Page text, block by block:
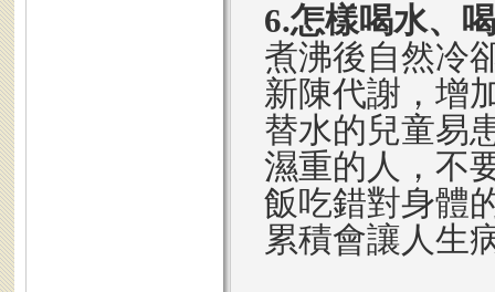
6.怎樣喝水、
煮沸後自然冷
新陳代謝，增
替水的兒童易
濕重的人，不
飯吃錯對身體
累積會讓人生